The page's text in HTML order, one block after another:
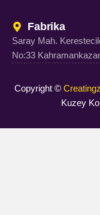
Fabrika
Saray Mah.
No:33
Copyright ©
Kuzey